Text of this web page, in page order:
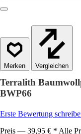
Vergleichen
Terralith
BWP66
Erste Bewertung
Preis — 39,95 € * Alle